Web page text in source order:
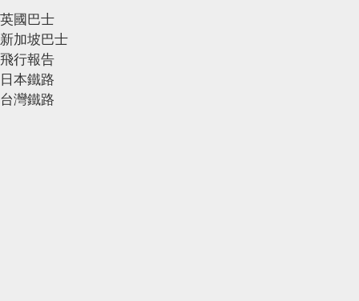
英國巴士
新加坡巴士
飛行報告
日本鐵路
台灣鐵路